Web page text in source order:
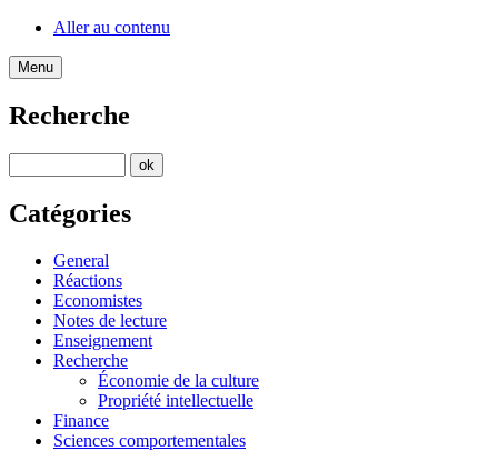
Aller au contenu
Menu
Recherche
Catégories
General
Réactions
Economistes
Notes de lecture
Enseignement
Recherche
Économie de la culture
Propriété intellectuelle
Finance
Sciences comportementales